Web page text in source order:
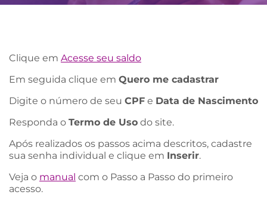
Clique em Acesse seu saldo
Em seguida clique em Quero me cadastrar
Digite o número de seu CPF e Data de Nascimento
Responda o Termo de Uso do site.
Após realizados os passos acima descritos, cadastre
sua senha individual e clique em Inserir.
Veja o manual com o Passo a Passo do primeiro
acesso.